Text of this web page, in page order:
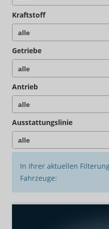
Kraftstoff
Getriebe
Antrieb
Ausstattungslinie
In Ihrer aktuellen
Fahrzeuge: